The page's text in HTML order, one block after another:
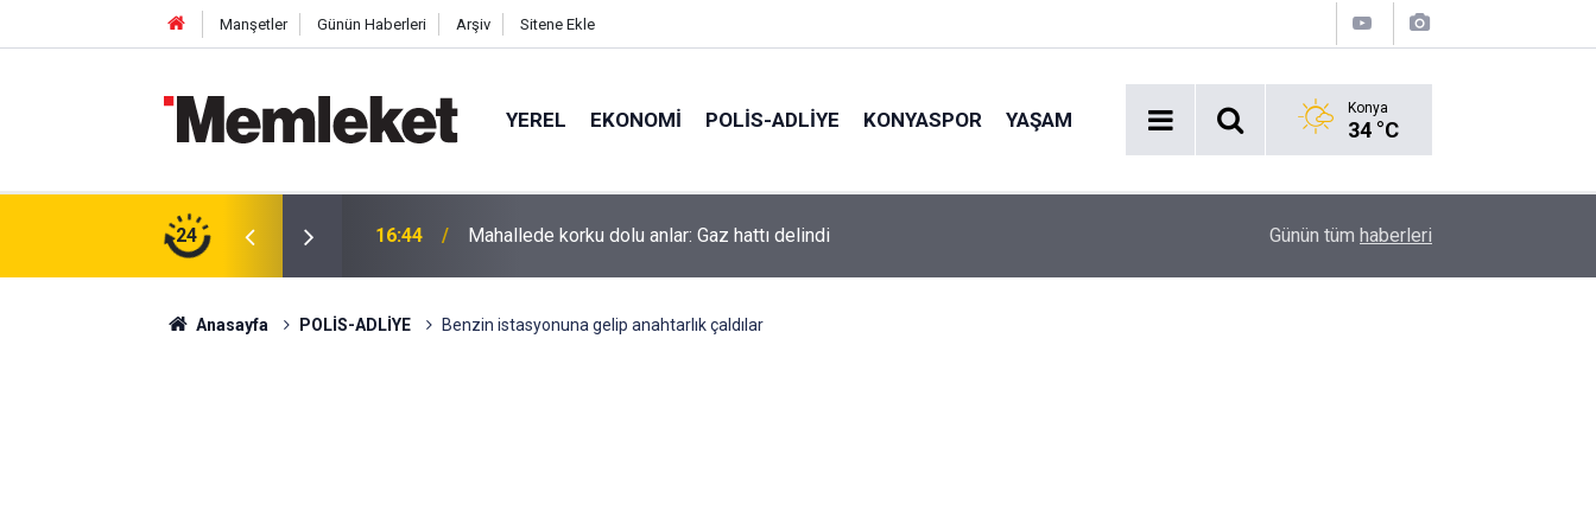
Manşetler Günün Haberleri Arşiv Sitene Ekle
YEREL EKONOMI POLİS-ADLİYE KONYASPOR YAŞAM Konya
34 °C
24
sonra nikâh masasına oturdu 16:44 Mahallede korku dolu anlar: Gaz hattı delindi Akaryakıt İstasyonunda Panik: Lastikçi
Günün tüm haberleri
Anasayfa POLİS-ADLİYE Benzin istasyonuna gelip anahtarlık çaldılar